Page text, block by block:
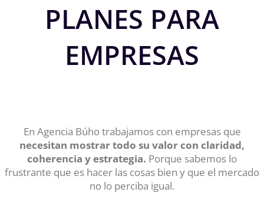
PLANES PARA
EMPRESAS
En Agencia Búho trabajamos con empresas que
necesitan mostrar todo su valor con claridad,
coherencia y estrategia. Porque sabemos lo
frustrante que es hacer las cosas bien y que el mercado
no lo perciba igual.